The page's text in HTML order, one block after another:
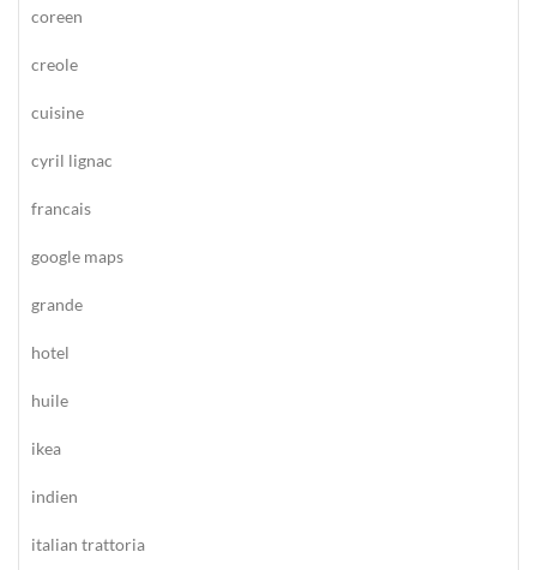
coreen
creole
cuisine
cyril lignac
francais
google maps
grande
hotel
huile
ikea
indien
italian trattoria